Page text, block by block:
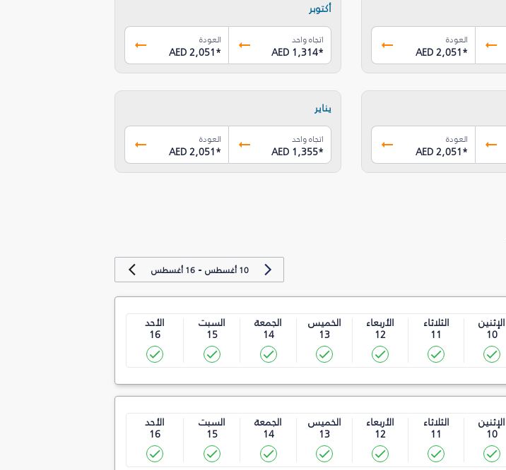
العودة
AED 2,051*
أكتوبر
اتجاه واحد
AED 1,314*
العودة
AED 2,051*
العودة
AED 2,051*
يناير
اتجاه واحد
AED 1,355*
العودة
AED 2,051*
10 أغسطس -16 أغسطس
الإثنين
10
الثلاثاء
11
الأربعاء
12
الخميس
13
الجمعة
14
السبت
15
الأحد
16
الإثنين
10
الثلاثاء
11
الأربعاء
12
الخميس
13
الجمعة
14
السبت
15
الأحد
16